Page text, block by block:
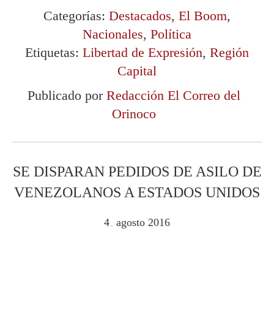
Categorías: Destacados, El Boom,
Nacionales, Política
Etiquetas: Libertad de Expresión, Región
Capital
Publicado por Redacción El Correo del
Orinoco
SE DISPARAN PEDIDOS DE ASILO DE
VENEZOLANOS A ESTADOS UNIDOS
4 . agosto 2016